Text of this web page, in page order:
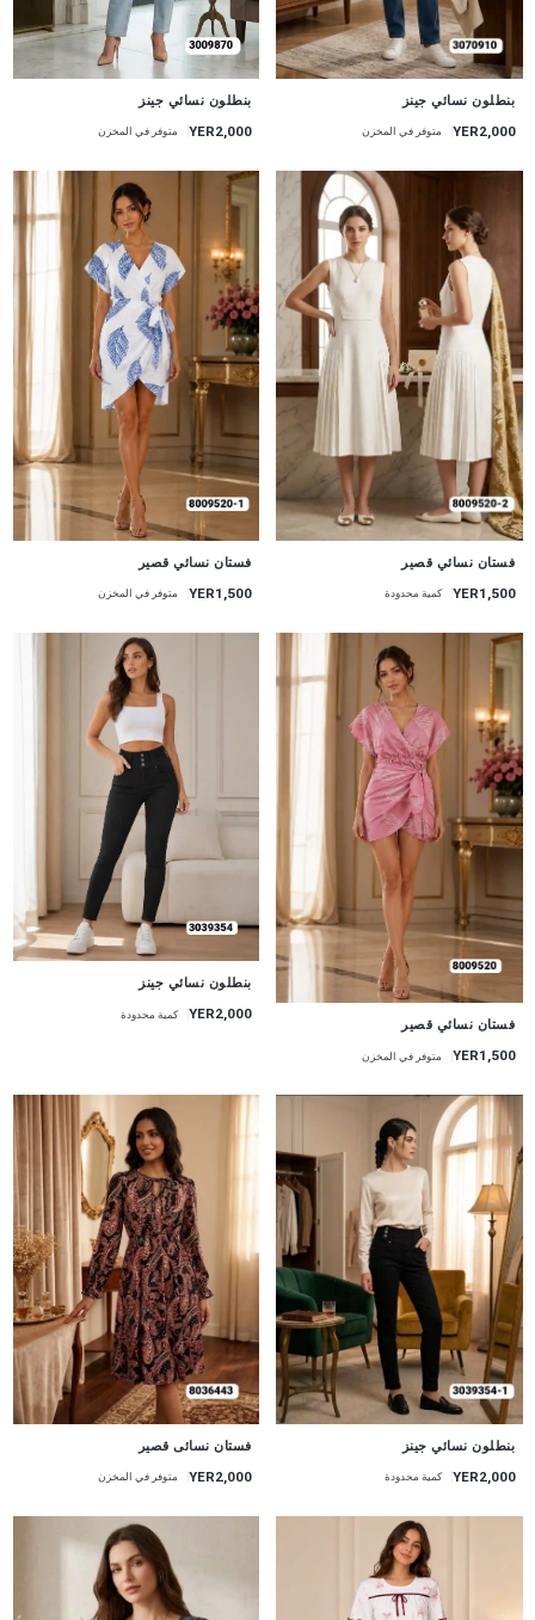
بنطلون نسائي جينز
YER2,000 متوفر في المخزن
بنطلون نسائي جينز
YER2,000 متوفر في المخزن
فستان نسائي قصير
YER1,500 كمية محدودة
فستان نسائي قصير
YER1,500 متوفر في المخزن
فستان نسائي قصير
YER1,500 متوفر في المخزن
جديد
بنطلون نسائي جينز
YER2,000 كمية محدودة
بنطلون نسائي جينز
YER2,000 كمية محدودة
فستان نسائى قصير
YER2,000 متوفر في المخزن